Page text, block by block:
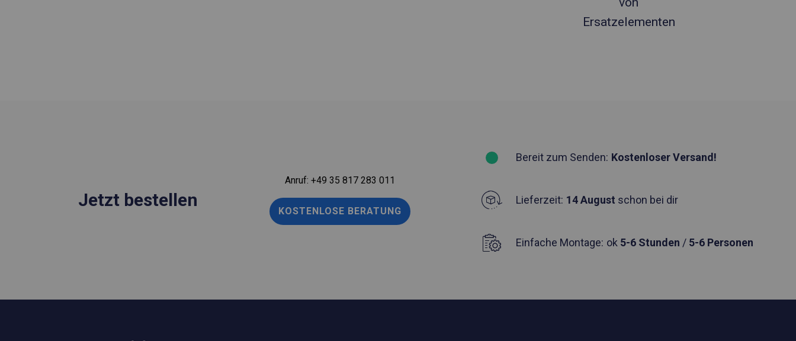
Ersatzelementen
Jetzt bestellen
Anruf:+49 35 817 283 011
KOSTENLOSE BERATUNG
Bereit zum Senden: Kostenloser Versand!
Lieferzeit: 14 August schon bei dir
Einfache Montage: ok 5-6 Stunden / 5-6 Personen